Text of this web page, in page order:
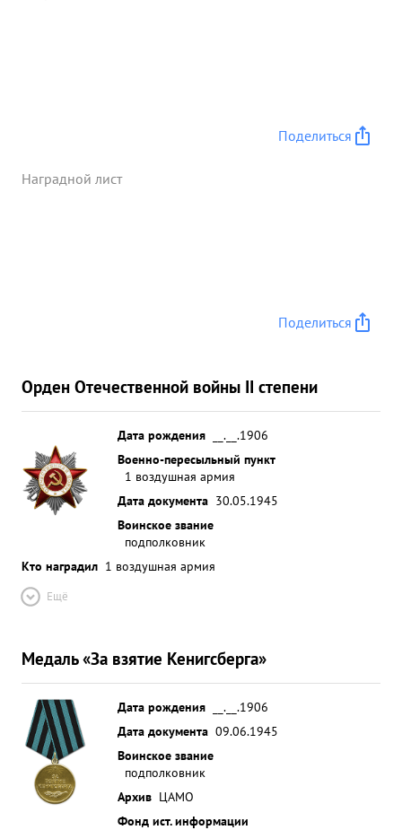
руководстве разведкой оказывает большую
разведки с летным составом и офицерами штабов
завоевал большой -посленными авторитет среди
Поделиться
Наградной лист
Поделиться
Орден Отечественной войны II степени
Дата рождения
__.__.1906
Военно-пересыльный пункт
1 воздушная армия
Дата документа 30.05.1945
Воинское звание
подполковник
Кто наградил 1 воздушная армия
Ещё
Медаль «За взятие Кенигсберга»
Дата рождения
__.__.1906
Дата документа 09.06.1945
Воинское звание
подполковник
Архив ЦАМО
Фонд ист. информации